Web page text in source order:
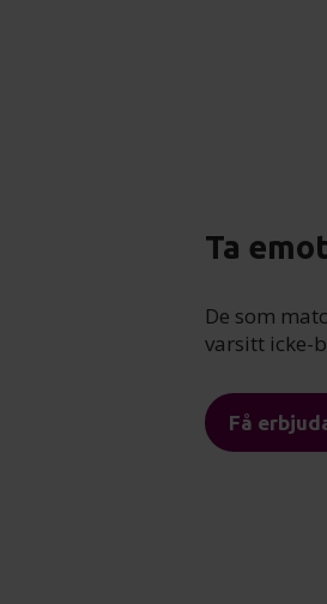
Ta
De som
varsitt icke-
Få